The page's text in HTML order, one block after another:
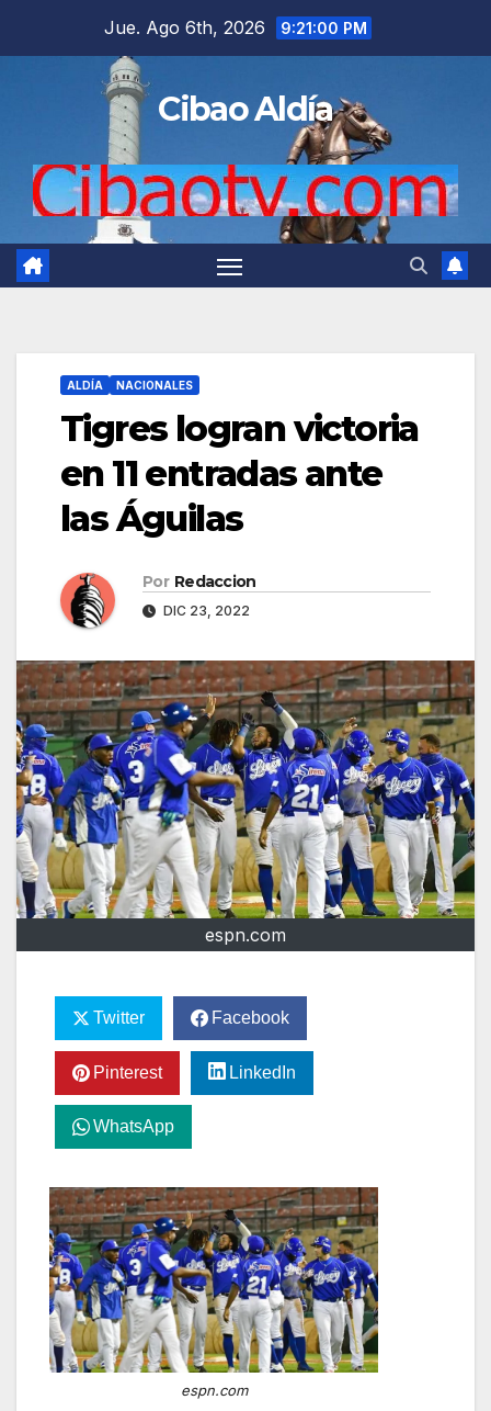
Jue. Ago 6th, 2026 9:21:01 PM
Cibao Aldía
ALDÍA NACIONALES
Tigres logran victoria
en 11 entradas ante
las Águilas
Por Redaccion
DIC 23, 2022
espn.com
Twitter Facebook
Pinterest LinkedIn
WhatsApp
espn.com